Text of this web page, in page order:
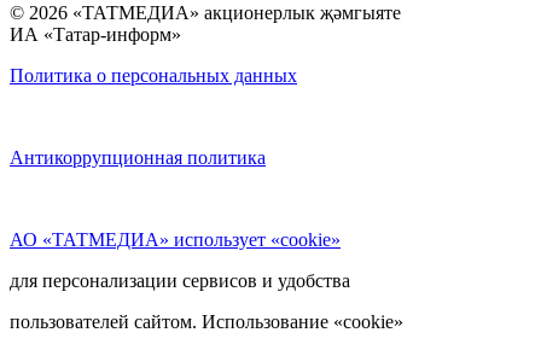
© 2026 «ТАТМЕДИА» акционерлык җәмгыяте
ИА «Татар-информ»
Политика о персональных данных
Антикоррупционная политика
АО «ТАТМЕДИА» использует «cookie»
для персонализации сервисов и удобства
пользователей сайтом. Использование «cookie»